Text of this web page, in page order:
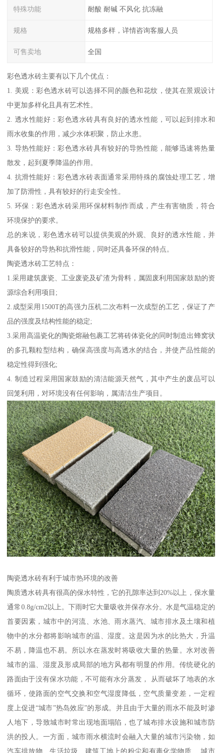
特殊功能 耐酸 耐碱 不风化 抗冻融
规格 规格多样，详情咨询客服人员
可售卖地 全国
彩色透水砖主要有以下几个优点：
1. 美观：彩色透水砖可以选择不同的颜色和花纹，使其在景观设计
中更加多样化且具有艺术性。
2. 透水性能好：彩色透水砖具有良好的透水性能，可以起到排水和
雨水收集的作用，减少水体积聚，防止水患。
3. 导热性能好：彩色透水砖具有较好的导热性能，能够迅速将热量
散发，起到夏季降温的作用。
4. 抗滑性能好：彩色透水砖表面通常采用特殊的腐蚀处理工艺，增
加了防滑性，具有较好的行走安全性。
5. 环保：彩色透水砖采用环保材料制作而成，产生有害物质，符合
环境保护的要求。
总的来说，彩色透水砖可以提供美观的外观、良好的透水性能，并
具备较好的导热和抗滑性能，同时还具备环保的特点。
陶瓷透水砖工艺特点：
1.采用建筑废瓷、工业废瓷及矿渣为骨料，属固废利用国家鼓励的资
源综合利用项目;
2.成型采用1500T的高强力压机二次布料一次成型的工艺，保证了产
品的强度及结构性能的稳定;
3.采用高温瓷化的陶瓷熔融包裹工艺将砖体瓷化的同时制造出蜂窝状
的多孔颗粒型结构，确保高强度与高透水的结合，并使产品性能的
稳定性得到强化;
4. 制造过程采用国家鼓励的清洁能源天然气，其中产生的废品可以
回笼利用，对环境没有任何影响，属清洁生产项目。
陶瓷透水砖有利于城市热环境的改善
陶质透水砖具有很高的保水特性，它的孔隙率达到20%以上，保水量
通常0.8g/cm2以上。下雨时它大量吸收并保存水分。水是气温稳定的
首要因素，城市中的河流、水池、雨水蒸汽、城市排水及土壤和植
物中的水分都将影响城市的温、湿度。这是因为水的比热大，升温
不易，降温也不易。所以水在蒸发时将吸收大量的热量。水对改善
城市的温、湿度及形成局部的地方风都有明显的作用。传统硬化的
路面由于没有保水功能，不可能有水分蒸发， 从而破坏了地表的水
循环，使路面的空气交换和空气湿度降低，空气质量变差，一定程
度上促进“城市”热岛效应”的形成。并且由于大量的雨水不能及时渗
人地下，导致城市时常出现地面塌陷，也了城布排水设施和城市防
洪的投人。一方面，城市雨水横流时会融入大量的城市污染物，如
汽车排放物、生活垃圾、建筑工地上的粉尘和有毒化学物质、 城市